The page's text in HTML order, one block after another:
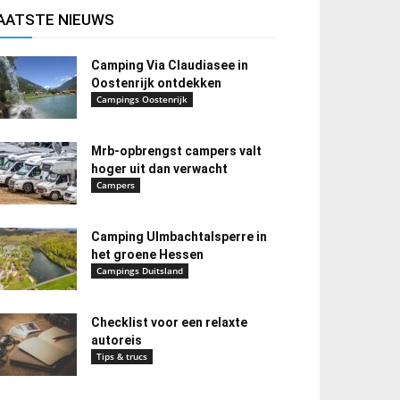
NIEUWS
Camping Via Claudiasee in
Oostenrijk ontdekken
Campings Oostenrijk
Mrb-opbrengst campers valt
hoger uit dan verwacht
Campers
Camping Ulmbachtalsperre in
het groene Hessen
Campings Duitsland
Checklist voor een relaxte
autoreis
Tips & trucs